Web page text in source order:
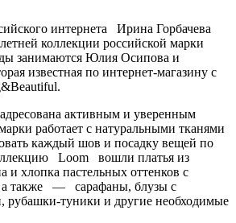
интернета Ирина Горбачева
коллекции российской марки
занимаются Юлия Осипова и
известная по интернет-магазину с
адресована активным и уверенным
работает с натуральными тканями
каждый шов и посадку вещей по
Loom вошли платья из
и хлопка пастельных оттенков с
а также — сарафаны, блузы с
рубашки-туники и другие необходимые